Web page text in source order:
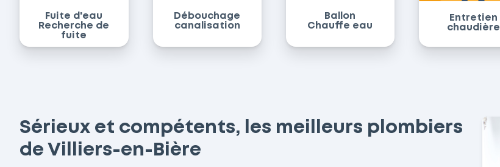
Fuite d'eau
Recherche de
fuite
Débouchage
canalisation
Ballon
Chauffe eau
Entretien
chaudière
Sérieux et compétents, les meilleurs plombiers
de Villiers-en-Bière